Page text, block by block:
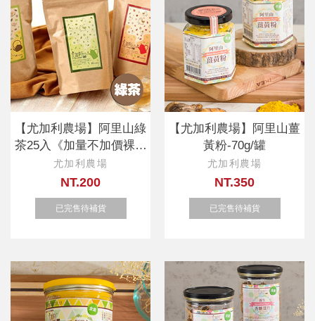
【尤加利農場】阿里山綠
茶25入《加量不加價裸包
分享包》
尤加利農場
NT.200
已完售待補貨
【尤加利農場】阿里山薑
黃粉-70g/罐
尤加利農場
NT.350
已完售待補貨